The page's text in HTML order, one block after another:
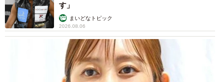
す」
まいどなトピック
2026.08.06